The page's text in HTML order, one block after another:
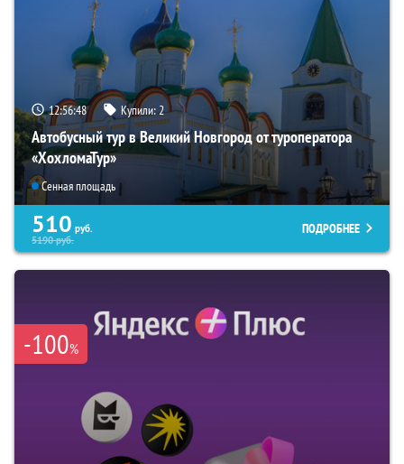
12:56:47 Купили:2
Автобусный тур в Великий Новгород от туроператора
«ХохломаТур»
Сенная площадь
510 руб.
5190руб.
ПОДРОБНЕЕ
-100%